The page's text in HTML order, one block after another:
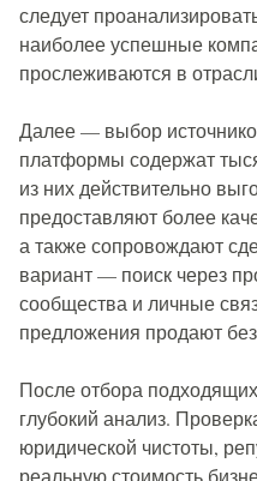
следует
наиболее успешные
прослеживаются в
Далее — выбор
платформы содержат
из них действительно
предоставляют более
а также сопровождают
вариант — поиск через
сообщества и личные
предложения продают
После отбора
глубокий анализ.
юридической чистоты,
реальную стоимость